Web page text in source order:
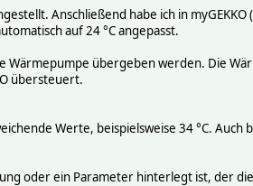
Anschließend habe ich in
auf 24 °C angepasst.
Wärmepumpe übergeben werden. Die
übersteuert.
Werte, beispielsweise 34 °C. Auch
oder ein Parameter hinterlegt ist, der